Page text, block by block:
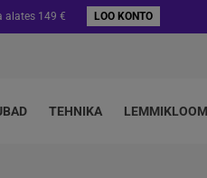
alates 149 € LOO KONTO
TEHNIKA